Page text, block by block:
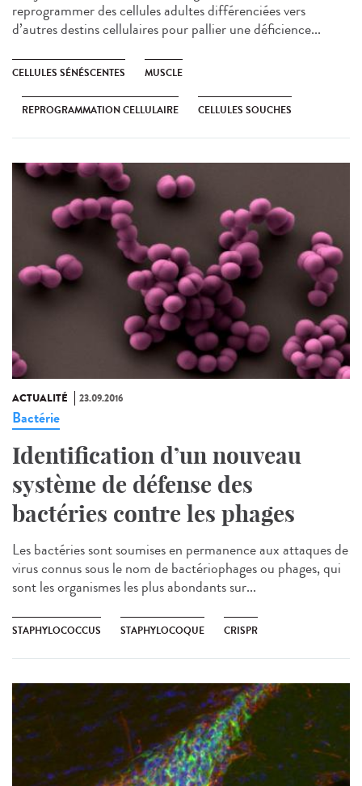
reprogrammer des cellules adultes différenciées vers
d’autres destins cellulaires pour pallier une déficience...
CELLULES SÉNÉSCENTES MUSCLE
REPROGRAMMATION CELLULAIRE CELLULES SOUCHES
ACTUALITÉ 23.09.2016
Bactérie
Identification d’un nouveau
système de défense des
bactéries contre les phages
Les bactéries sont soumises en permanence aux attaques de
virus connus sous le nom de bactériophages ou phages, qui
sont les organismes les plus abondants sur...
STAPHYLOCOCCUS STAPHYLOCOQUE CRISPR